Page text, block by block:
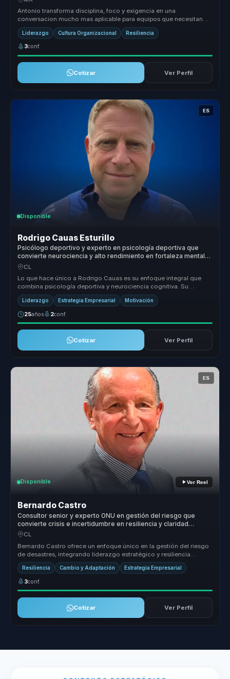
Antonio transforma disciplina, foco y exigencia en una
conversacion mucho mas aplicable para equipos que necesitan
sostener desempeno en ...
Liderazgo Cultura Organizacional Resiliencia
3conf.
Cotizar Ver Perfil
ES
Disponible
Rodrigo Cauas Esturillo
Psicólogo deportivo y experto en psicología deportiva que
convierte neurociencia y alto rendimiento en fortaleza mental
para atletas y equipos.
CL
Lo que hace único a Rodrigo Cauas es su enfoque integral que
combina psicología deportiva y neurociencia cognitiva. Su
metodología innova...
Liderazgo Estrategia Empresarial Motivación
25años 2conf.
Cotizar Ver Perfil
ES
Disponible Ver Reel
Bernardo Castro
Consultor senior y experto ONU en gestión del riesgo que
convierte crisis e incertidumbre en resiliencia y claridad
estratégica para líderes.
CL
Bernardo Castro ofrece un enfoque único en la gestión del riesgo
de desastres, integrando liderazgo estratégico y resiliencia
organizacio...
Resiliencia Cambio y Adaptación Estrategia Empresarial
3conf.
Cotizar Ver Perfil